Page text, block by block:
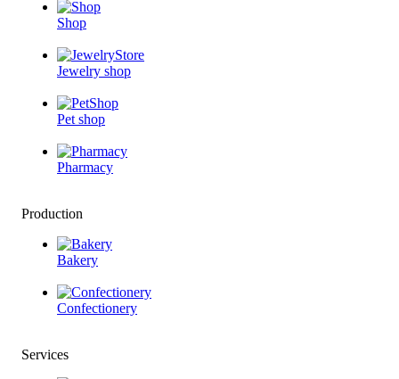
Shop
Jewelry shop
Pet shop
Pharmacy
Production
Bakery
Confectionery
Services